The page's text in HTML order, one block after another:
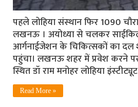
पहले लोहिया संस्‍थान फि‍र 1090
लखनऊ । अयोध्या से चलकर
आर्गनाईजेशन के चिकित्सकों का दल
पहुंचा। लखनऊ शहर में प्रवेश करने
स्थित डॉ राम मनोहर लोहिया
Read More »